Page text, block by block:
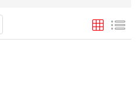
Сетка